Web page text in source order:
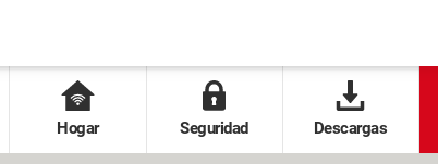
Hogar Seguridad Descargas